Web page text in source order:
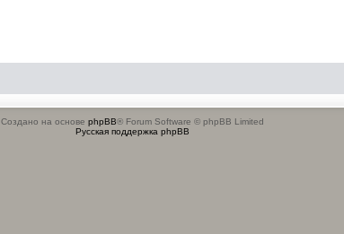
Создано на основе phpBB® Forum Software © phpBB Limited
Русская поддержка phpBB